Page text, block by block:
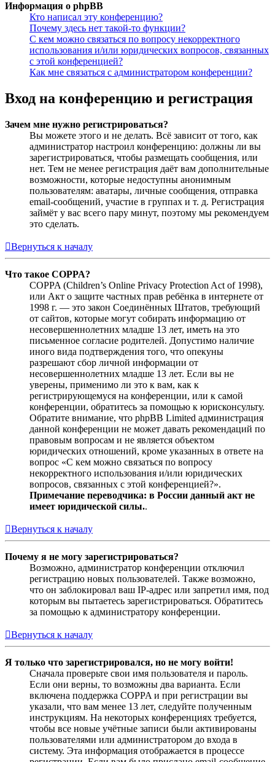
Информация о phpBB
Кто написал эту конференцию?
Почему здесь нет такой-то функции?
С кем можно связаться по вопросу некорректного
использования и/или юридических вопросов, связанных
с этой конференцией?
Как мне связаться с администратором конференции?
Вход на конференцию и регистрация
Зачем мне нужно регистрироваться?
Вы можете этого и не делать. Всё зависит от того, как
администратор настроил конференцию: должны ли вы
зарегистрироваться, чтобы размещать сообщения, или
нет. Тем не менее регистрация даёт вам дополнительные
возможности, которые недоступны анонимным
пользователям: аватары, личные сообщения, отправка
email-сообщений, участие в группах и т. д. Регистрация
займёт у вас всего пару минут, поэтому мы рекомендуем
это сделать.
Вернуться к началу
Что такое COPPA?
COPPA (Children’s Online Privacy Protection Act of 1998),
или Акт о защите частных прав ребёнка в интернете от
1998 г. — это закон Соединённых Штатов, требующий
от сайтов, которые могут собирать информацию от
несовершеннолетних младше 13 лет, иметь на это
письменное согласие родителей. Допустимо наличие
иного вида подтверждения того, что опекуны
разрешают сбор личной информации от
несовершеннолетних младше 13 лет. Если вы не
уверены, применимо ли это к вам, как к
регистрирующемуся на конференции, или к самой
конференции, обратитесь за помощью к юрисконсульту.
Обратите внимание, что phpBB Limited администрация
данной конференции не может давать рекомендаций по
правовым вопросам и не является объектом
юридических отношений, кроме указанных в ответе на
вопрос «С кем можно связаться по вопросу
некорректного использования и/или юридических
вопросов, связанных с этой конференцией?».
Примечание переводчика: в России данный акт не
имеет юридической силы..
Вернуться к началу
Почему я не могу зарегистрироваться?
Возможно, администратор конференции отключил
регистрацию новых пользователей. Также возможно,
что он заблокировал ваш IP-адрес или запретил имя, под
которым вы пытаетесь зарегистрироваться. Обратитесь
за помощью к администратору конференции.
Вернуться к началу
Я только что зарегистрировался, но не могу войти!
Сначала проверьте свои имя пользователя и пароль.
Если они верны, то возможны два варианта. Если
включена поддержка COPPA и при регистрации вы
указали, что вам менее 13 лет, следуйте полученным
инструкциям. На некоторых конференциях требуется,
чтобы все новые учётные записи были активированы
пользователями или администратором до входа в
систему. Эта информация отображается в процессе